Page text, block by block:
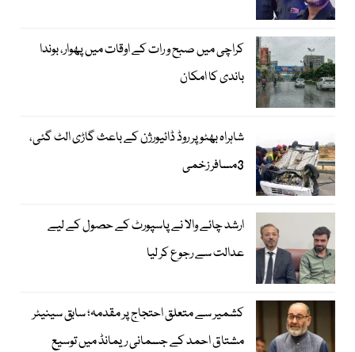
کراچی میں صبح و رات کے اوقات میں پھوار، بوندا
باندی کا امکان
شاہراہ بھٹو پر روڈ ڈائیورژن کے باعث گاڑی الٹ گئی،
3مسافر زخمی
ارشد چائے والا نے پاسپورٹ کے حصول کے لیے
عدالت سے رجوع کر لیا
کشمیر سے متعلق احتجاج پر مقدمہ؛ سابق سینیٹر
مشتاق احمد کے جسمانی ریمانڈ میں توسیع